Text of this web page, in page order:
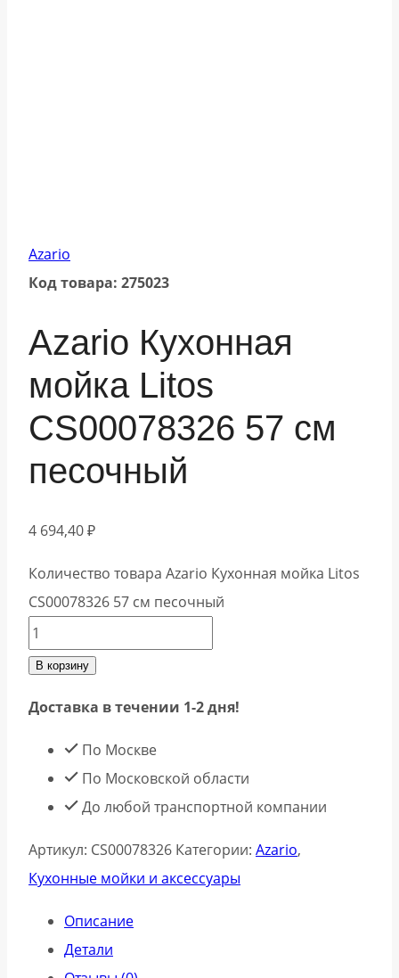
Azario
Код товара: 275023
Azario Кухонная
мойка Litos
CS00078326 57 см
песочный
4 694,40₽
Количество товара Azario Кухонная мойка Litos
CS00078326 57 см песочный
В корзину
Доставка в течении 1-2 дня!
По Москве
По Московской области
До любой транспортной компании
Артикул: CS00078326 Категории: Azario,
Кухонные мойки и аксессуары
Описание
Детали